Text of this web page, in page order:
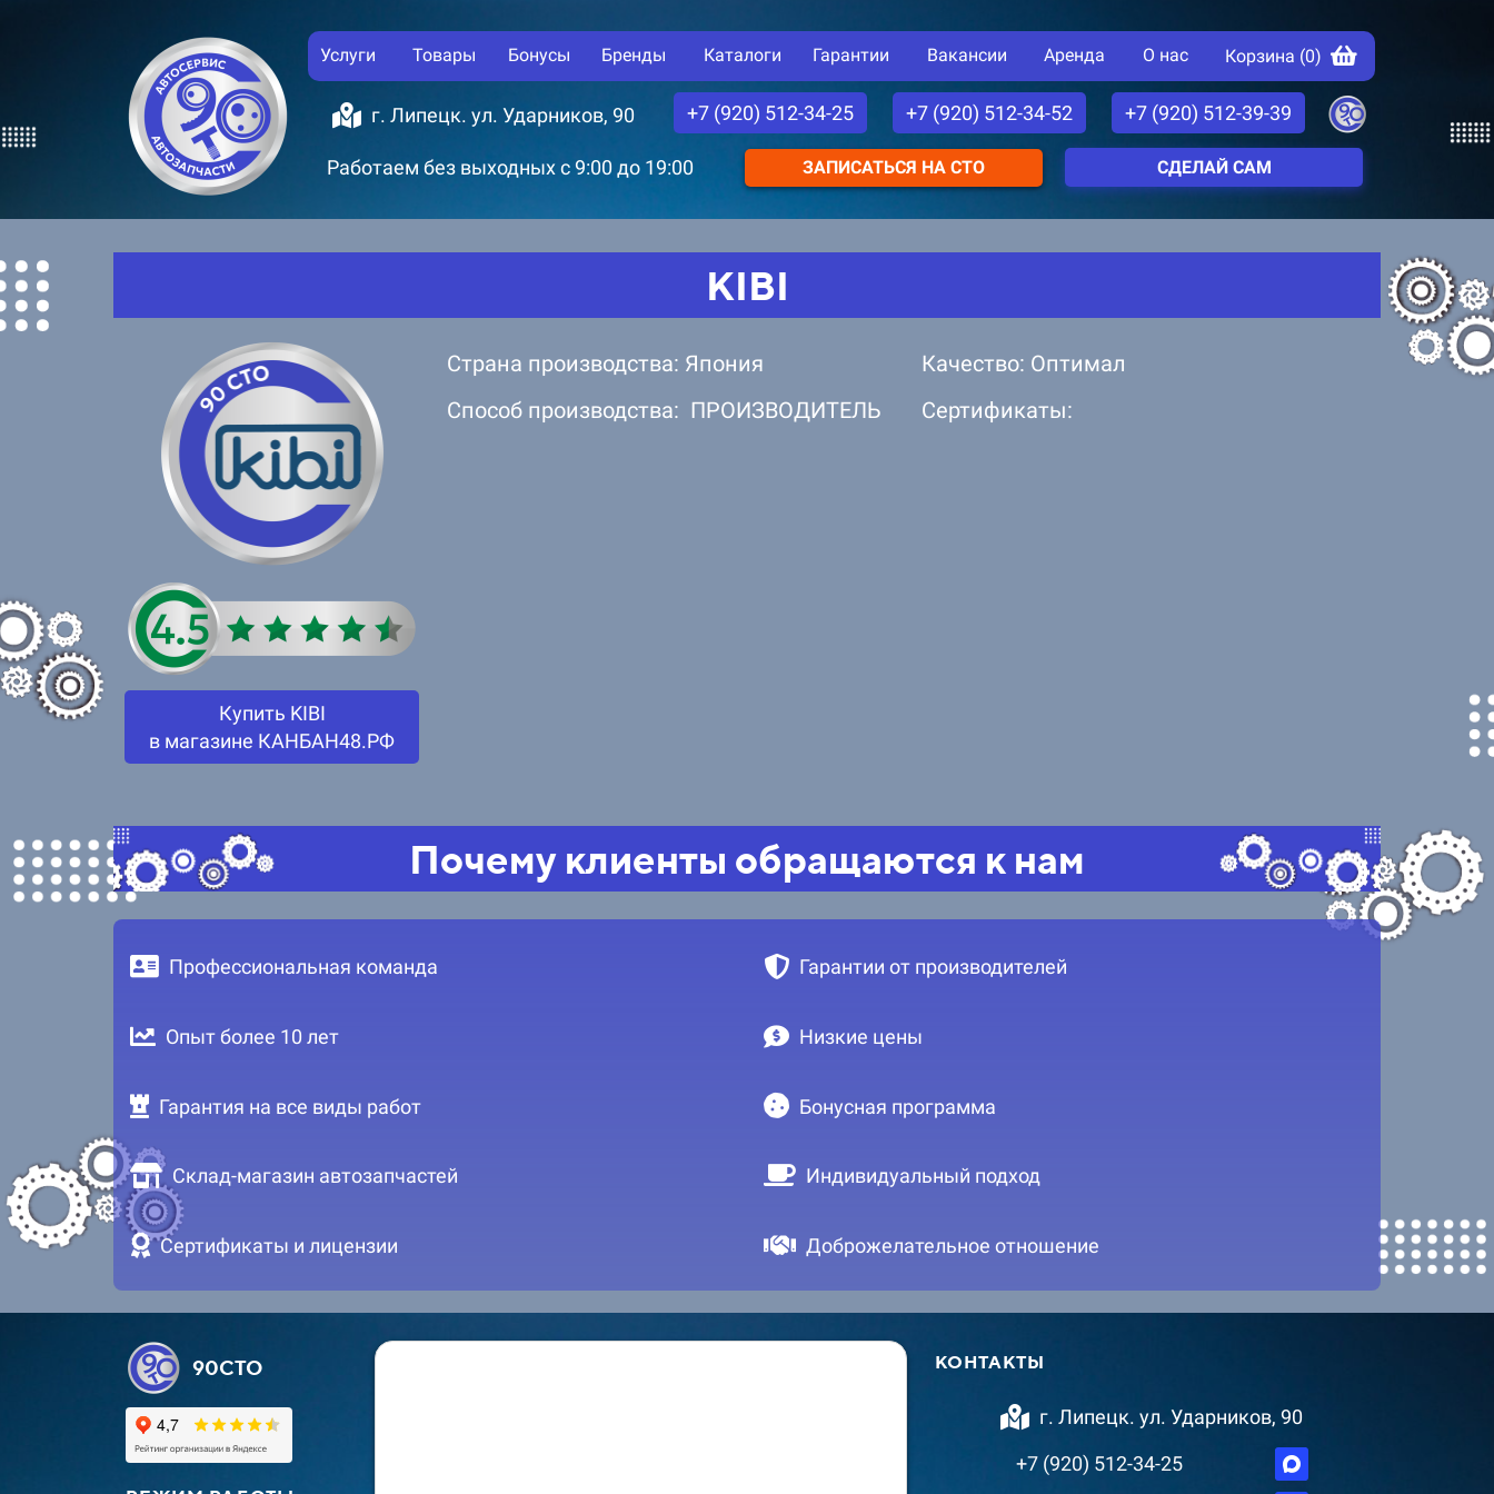
Услуги Товары Бонусы Бренды Каталоги Гарантии Вакансии Аренда О нас Корзина (0)
г. Липецк. ул. Ударников, 90 +7 (920) 512-34-25 +7 (920) 512-34-52 +7 (920) 512-39-39
Работаем без выходных с 9:00 до 19:00 ЗАПИСАТЬСЯ НА СТО СДЕЛАЙ САМ
KIBI
Купить KIBI
в магазине КАНБАН48.РФ
Страна производства: Япония
Способ производства: ПРОИЗВОДИТЕЛЬ
Качество: Оптимал
Сертификаты:
Почему клиенты обращаются к нам
Профессиональная команда
Опыт более 10 лет
Гарантия на все виды работ
Склад-магазин автозапчастей
Сертификаты и лицензии
Гарантии от производителей
Низкие цены
Бонусная программа
Индивидуальный подход
Доброжелательное отношение
90СТО КОНТАКТЫ
г. Липецк. ул. Ударников, 90
+7 (920) 512-34-25